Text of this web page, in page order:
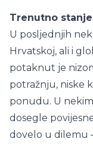
Trenutno
U posljednjih
Hrvatskoj, ali i
potaknut je
potražnju, niske
ponudu. U
dosegle
dovelo u dilemu